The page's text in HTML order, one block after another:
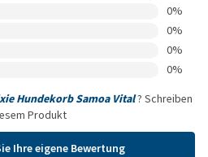
0%
0%
0%
0%
Hundekorb Samoa Vital? Schreiben
Produkt
Ihre eigene Bewertung